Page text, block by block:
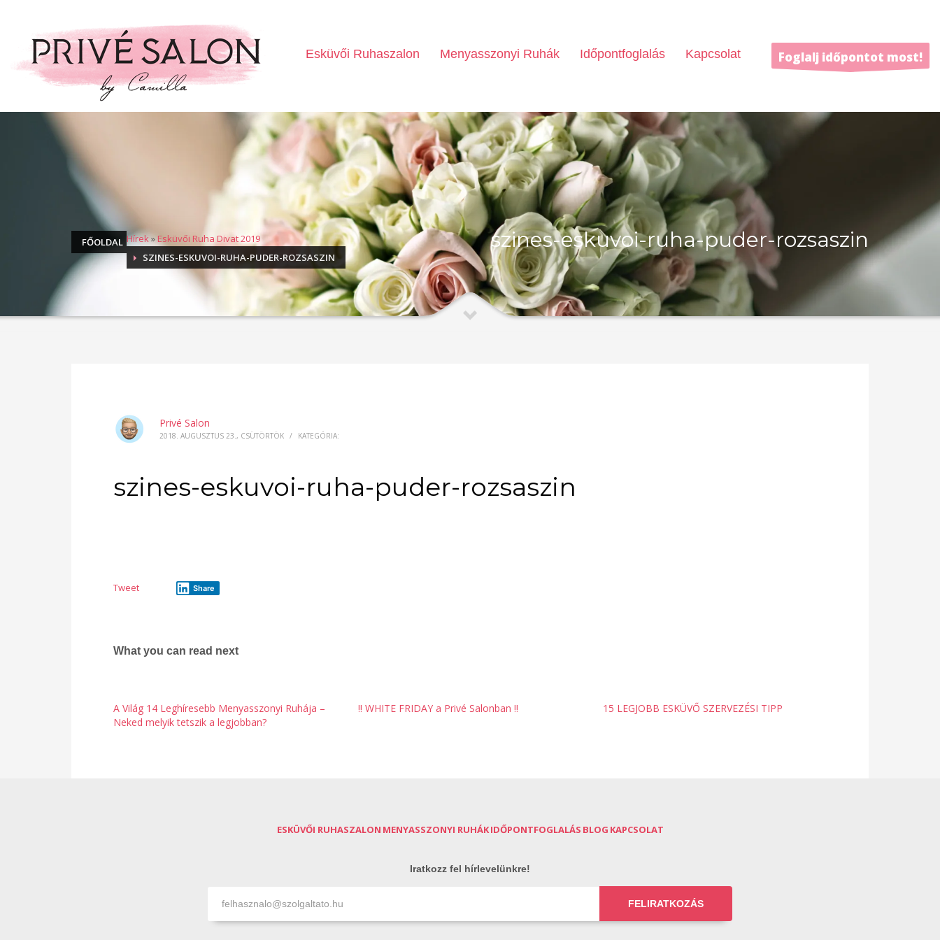
Esküvői Ruhaszalon Menyasszonyi Ruhák Időpontfoglalás Kapcsolat Foglalj időpontot most!
FŐOLDAL Hírek»Esküvői Ruha Divat 2019
SZINES-ESKUVOI-RUHA-PUDER-ROZSASZIN
szines-eskuvoi-ruha-puder-rozsaszin
Privé Salon
2018. AUGUSZTUS 23., CSÜTÖRTÖK / KATEGÓRIA:
szines-eskuvoi-ruha-puder-rozsaszin
Tweet Share
What you can read next
A Világ 14 Leghíresebb Menyasszonyi Ruhája –
Neked melyik tetszik a legjobban?
‼️ WHITE FRIDAY a Privé Salonban ‼️ 15 LEGJOBB ESKÜVŐ SZERVEZÉSI TIPP
ESKÜVŐI RUHASZALON MENYASSZONYI RUHÁKIDŐPONTFOGLALÁS BLOG KAPCSOLAT
Iratkozz fel hírlevelünkre!
FELIRATKOZÁS